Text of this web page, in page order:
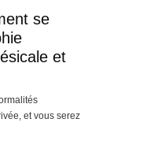
se
et
et vous serez